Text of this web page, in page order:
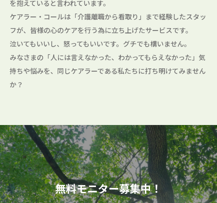
を抱えていると言われています。
ケアラー・コールは「介護離職から看取り」まで経験したスタッ
フが、皆様の心のケアを行う為に立ち上げたサービスです。
泣いてもいいし、怒ってもいいです。グチでも構いません。
みなさまの「人には言えなかった、わかってもらえなかった」気
持ちや悩みを、同じケアラーである私たちに打ち明けてみません
か？
無料モニター募集中！